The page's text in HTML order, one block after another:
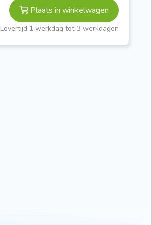
Plaats in winkelwagen
Levertijd 1 werkdag tot 3 werkdagen